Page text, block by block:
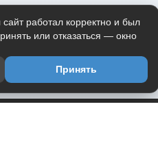
работал корректно и был
или отказаться — окно
Принять